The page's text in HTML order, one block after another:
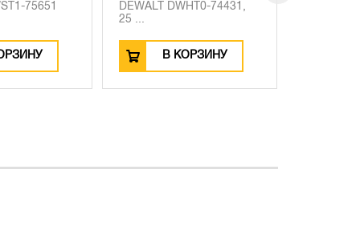
75651
DEWALT DWHT0-74431,
25 ...
В КОРЗИНУ